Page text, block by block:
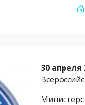
30 апреля